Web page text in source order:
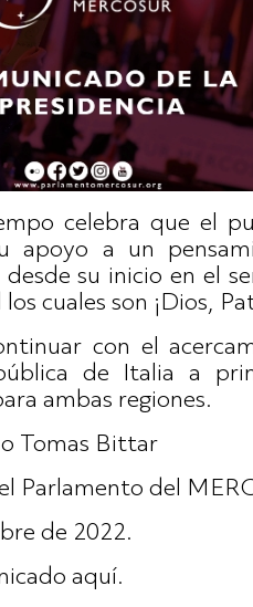
celebra que el
apoyo a un
su inicio en el
cuales son ¡Dios,
con el
de Italia a
ambas regiones.
Tomas Bittar
Parlamento del
de 2022.
aquí.